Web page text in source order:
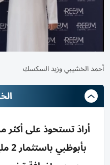
أحمد الخشيبي وزيد السكسك